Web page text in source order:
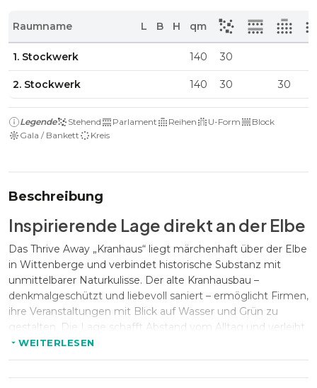
Raumname L B H qm
1. Stockwerk 140 30
2. Stockwerk 140 30 30
Legende Stehend Parlament Reihen U-Form
Block
Gala / Bankett
Kreis
Beschreibung
Inspirierende Lage direkt an der Elbe
Das Thrive Away „Kranhaus“ liegt märchenhaft über der Elbe
in Wittenberge und verbindet historische Substanz mit
unmittelbarer Naturkulisse. Der alte Kranhausbau –
denkmalgeschützt und liebevoll saniert – ermöglicht Firmen,
ihre Veranstaltungen mit Blick auf Wasser und Grün zu
gestalten. Die Lage schafft Abstand vom Alltag und verleiht
Events eine besondere Ruhe und Exklusivität.
WEITERLESEN